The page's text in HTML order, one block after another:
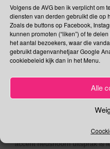
Volgens de AVG ben ik verplicht om
diensten van derden gebruikt die op
Zoals de buttons op Facebook,
kunnen promoten (“liken”) of te
het aantal bezoekers, waar die
gebruikt dagenvanhetjaar Google
cookiebeleid kijk dan in het Menu.
Alle
22
Neushoorn
Gina Makken
staan is Prins Bernhard! De
accent neushoorn uitsprak is